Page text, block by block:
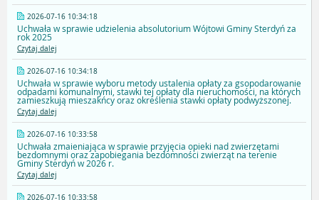
2026-07-16 10:34:18
Uchwała w sprawie udzielenia absolutorium Wójtowi Gminy Sterdyń za
rok 2025
Czytaj dalej
2026-07-16 10:34:18
Uchwała w sprawie wyboru metody ustalenia opłaty za gsopodarowanie
odpadami komunalnymi, stawki tej opłaty dla nieruchomości, na których
zamieszkują mieszakńcy oraz określenia stawki opłaty podwyższonej.
Czytaj dalej
2026-07-16 10:33:58
Uchwała zmaieniająca w sprawie przyjęcia opieki nad zwierzętami
bezdomnymi oraz zapobiegania bezdomności zwierząt na terenie
Gminy Sterdyń w 2026 r.
Czytaj dalej
2026-07-16 10:33:58